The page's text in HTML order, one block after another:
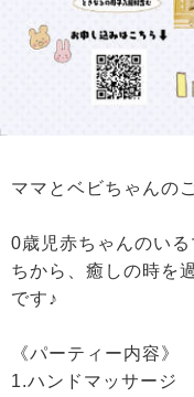
ママとベビちゃんの
0歳児赤ちゃんのい
ちから、癒しの時を
です♪
《パーティー内容》
1.ハンドマッサージ